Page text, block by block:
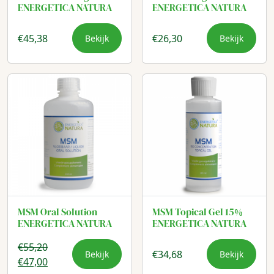
ENERGETICA NATURA
€45,38 Bekijk
ENERGETICA NATURA
€26,30 Bekijk
MSM Oral Solution
ENERGETICA NATURA
€55,20
Oorspronkelijke
€47,00Huidige
Bekijk
MSM Topical Gel 15%
ENERGETICA NATURA
€34,68 Bekijk